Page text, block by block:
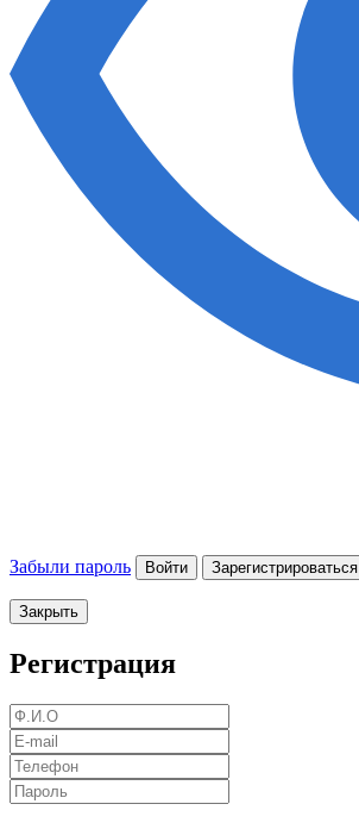
Забыли пароль Войти Зарегистрироваться
Закрыть
Регистрация